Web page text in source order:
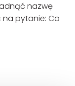
nazwę
pytanie: Co